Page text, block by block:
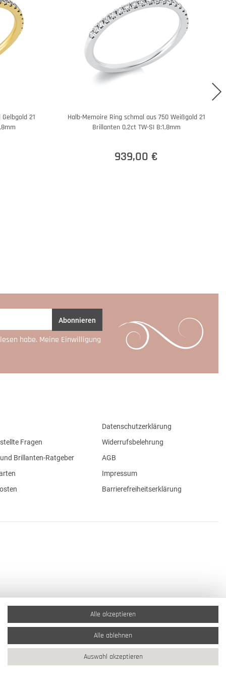
21
Halb-Memoire Ring schmal aus 750 Weißgold 21
Brillanten 0,2ct TW-SI B:1,8mm
939,00 €
Abonnieren
habe. Meine Einwilligung
Fragen
Brillanten-Ratgeber
Datenschutzerklärung
Widerrufsbelehrung
AGB
Impressum
Barrierefreiheitserklärung
Alle akzeptieren
Alle ablehnen
Auswahl akzeptieren